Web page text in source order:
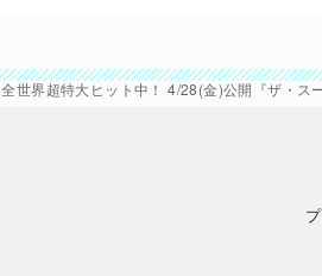
全世界超特大ヒット中！ 4/28(金)公開『ザ・ス